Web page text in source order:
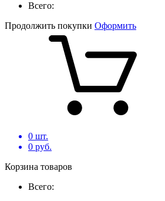
Всего:
Продолжить покупки Оформить
0 шт.
0 руб.
Корзина товаров
Всего: